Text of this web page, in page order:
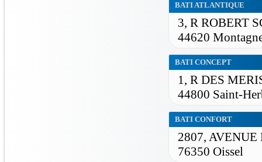
BATI ATLANTIQUE
3, R ROBERT
44620
BATI CONCEPT
1, R DES
44800 Saint-
BATI CONFORT
2807,
76350 Oissel